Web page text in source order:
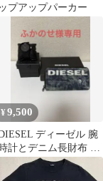
ップアップパーカー
¥9,500
ディーゼル 腕
計とデニム長財布 2
セット